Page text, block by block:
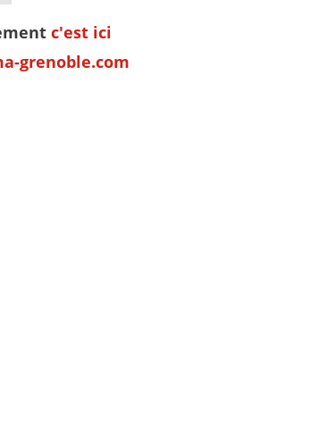
c'est ici
grenoble.com